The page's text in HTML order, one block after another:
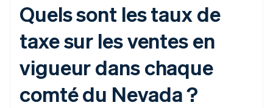
Quels sont les taux de
taxe sur les ventes en
vigueur dans chaque
comté du Nevada ?